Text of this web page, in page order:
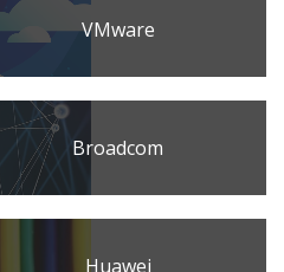
VMware
Broadcom
Huawei